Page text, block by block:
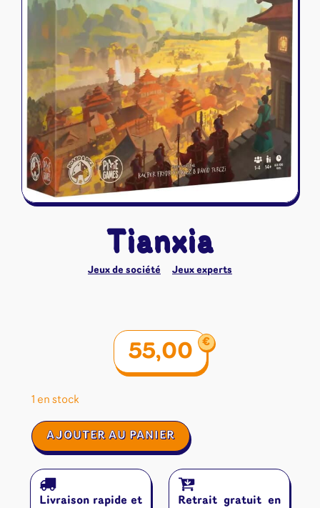
Naruto Mythos
Autres
Tapis de jeu
Tianxia
Jeux de société Jeux experts
55,00 €
1 en stock
quantité
de
AJOUTER AU PANIER
Livraison rapide et
Retrait gratuit en